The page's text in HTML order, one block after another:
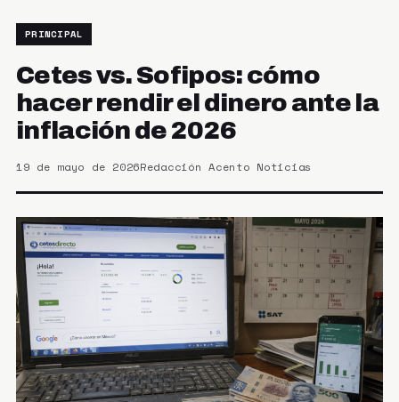
PRINCIPAL
Cetes vs. Sofipos: cómo
hacer rendir el dinero ante la
inflación de 2026
19 de mayo de 2026Redacción Acento Noticias